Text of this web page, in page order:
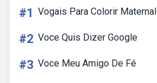
#1 Vogais Para Colorir Maternal
#2 Voce Quis Dizer Google
#3 Voce Meu Amigo De Fé